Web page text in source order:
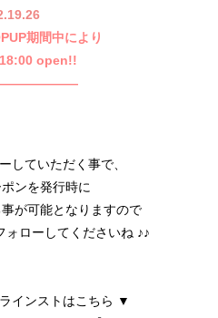
期間中により
open!!
していただく事で、
ンを発行時に
が可能となりますので
ォローしてくださいね ♪♪
インストはこちら ▼